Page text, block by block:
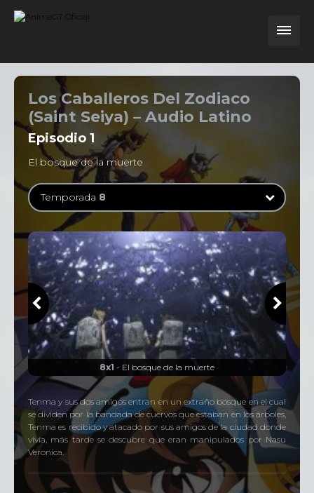
Los Caballeros Del Zodiaco
(Saint Seiya) – Audio Latino
Episodio 1
El bosque de la muerte
Temporada 8
Temporada
114 Episodios
Temporada2
31 Episodios
8x1 - El bosque de la muerte
Tenma y sus dos amigos entran en un extraño bosque en el cual
se dividen por la bandada de cuervos que estaban en los árboles,
Tenma es recibido y atacado por sus amigos de la ciudad donde
vivía, más tarde se descubre que eran manipulados por Nasu
Veronica.